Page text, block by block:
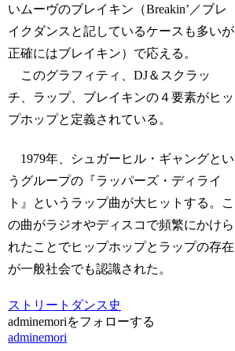
いムーヴのブレイキン（Breakin’／ブレ
イクダンスと記しているケースも多いが
正確にはブレイキン）で応える。
このグラフィティ、DJ＆スクラッ
チ、ラップ、ブレイキンの４要素がヒッ
プホップと定義されている。
1979年、シュガーヒル・ギャングとい
うグループの『ラッパーズ・ディライ
ト』というラップ曲が大ヒットする。こ
の曲がラジオやディスコで頻繁にかけら
れたことでヒップホップとラップの存在
が一般社会でも認識された。
ストリートダンス史
adminemoriをフォローする
adminemori